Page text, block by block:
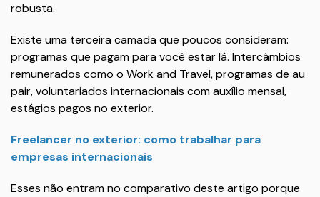
robusta.
Existe uma terceira camada que poucos consideram:
programas que pagam para você estar lá. Intercâmbios
remunerados como o Work and Travel, programas de au
pair, voluntariados internacionais com auxílio mensal,
estágios pagos no exterior.
Freelancer no exterior: como trabalhar para
empresas internacionais
Esses não entram no comparativo deste artigo porque